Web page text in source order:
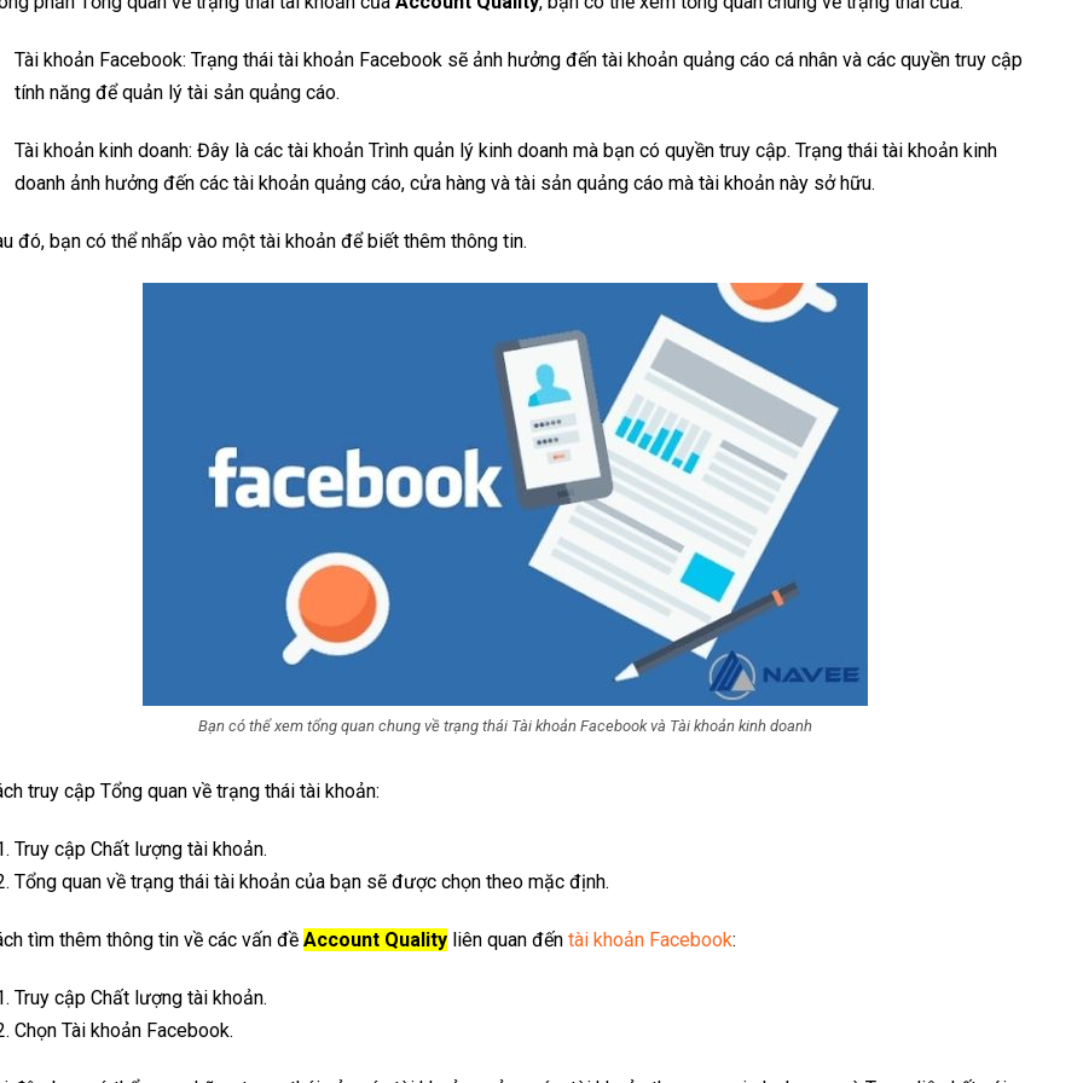
Tài khoản Facebook: Trạng thái tài khoản Facebook sẽ ảnh hưởng đến tài khoản quảng cáo cá nhân và các quyền truy cập
tính năng để quản lý tài sản quảng cáo.
Tài khoản kinh doanh: Đây là các tài khoản Trình quản lý kinh doanh mà bạn có quyền truy cập. Trạng thái tài khoản kinh
doanh ảnh hưởng đến các tài khoản quảng cáo, cửa hàng và tài sản quảng cáo mà tài khoản này sở hữu.
đó, bạn có thể nhấp vào một tài khoản để biết thêm thông tin.
Bạn có thể xem tổng quan chung về trạng thái Tài khoản Facebook và Tài khoản kinh doanh
truy cập Tổng quan về trạng thái tài khoản:
Truy cập Chất lượng tài khoản.
Tổng quan về trạng thái tài khoản của bạn sẽ được chọn theo mặc định.
tìm thêm thông tin về các vấn đềAccount Quality liên quan đếntài khoản Facebook:
Truy cập Chất lượng tài khoản.
Chọn Tài khoản Facebook.